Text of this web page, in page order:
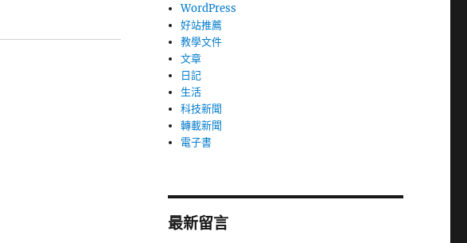
WordPress
好站推薦
教學文件
文章
日記
生活
科技新聞
轉載新聞
電子書
最新留言